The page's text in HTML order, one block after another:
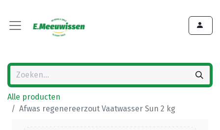
Alle producten
Afwas regenereerzout Vaatwasser Sun 2 kg